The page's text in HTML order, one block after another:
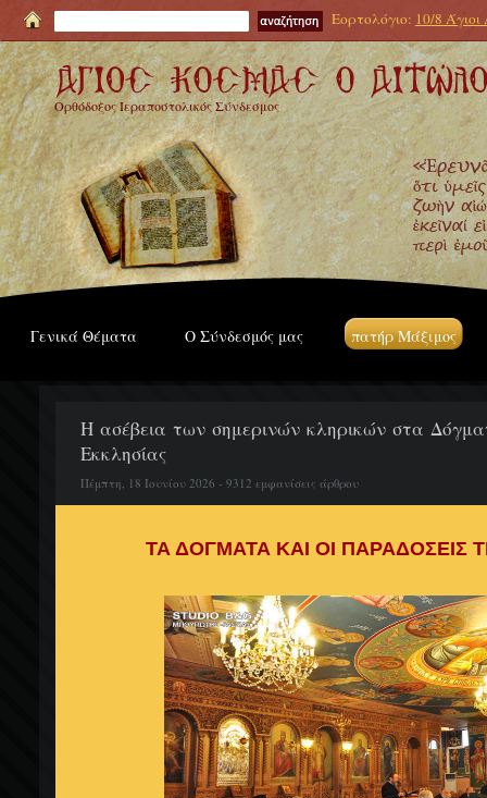
Εορτολόγιο: 10/8
Ορθόδοξος Ιεραποστολικός Σύνδεσμος
Γενικά Θέματα Ο Σύνδεσμός μας πατήρ Μάξιμος
Η ασέβεια των σημερινών κληρικών στα
Εκκλησίας
Πέμπτη, 18 Ιουνίου 2026 - 9312 εμφανίσεις άρθρου
ΤΑ ΔΟΓΜΑΤΑ ΚΑΙ ΟΙ ΠΑΡΑΔΟΣΕΙΣ